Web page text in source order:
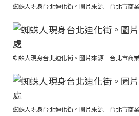
蜘蛛人現身台北迪化街。圖片來源｜台北市商
蜘蛛人現身台北迪化街。圖片來源｜台北市商
蜘蛛人現身台北迪化街。圖片來源｜台北市商